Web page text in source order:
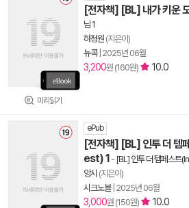
미리읽기
[전자책] [BL] 내가 키운
님 1
하정원 (지은이)
뉴콕| 2025년 06월
3,200원 (160원) 10.0
ePub
[전자책] [BL] 인투 더
est) 1 - [BL] 인투 더 템페스트
앙시 (지은이)
시크노블| 2025년 06월
3,000원 (150원) 10.0